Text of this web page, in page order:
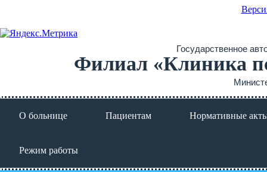
Государственное
Филиал «Клиника
О больнице Пациентам Нормативные
Режим работы